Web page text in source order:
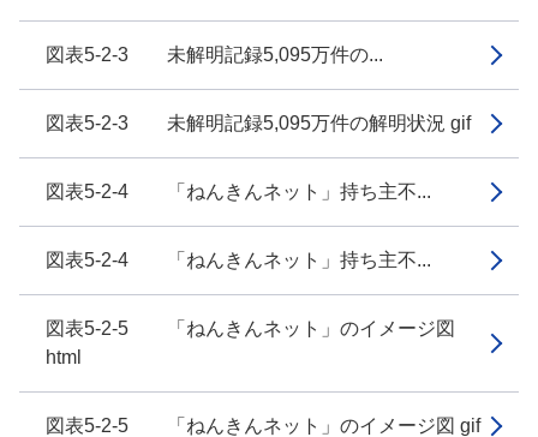
図表5-2-3 未解明記録5,095万件の...
図表5-2-3 未解明記録5,095万件の解明状況 gif
図表5-2-4 「ねんきんネット」持ち主不...
図表5-2-4 「ねんきんネット」持ち主不...
図表5-2-5 「ねんきんネット」のイメージ図
html
図表5-2-5 「ねんきんネット」のイメージ図 gif